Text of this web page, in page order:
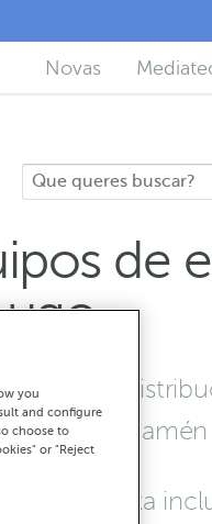
Novas
de
para a
que
que xa
you
and configure
choose to
or "Reject